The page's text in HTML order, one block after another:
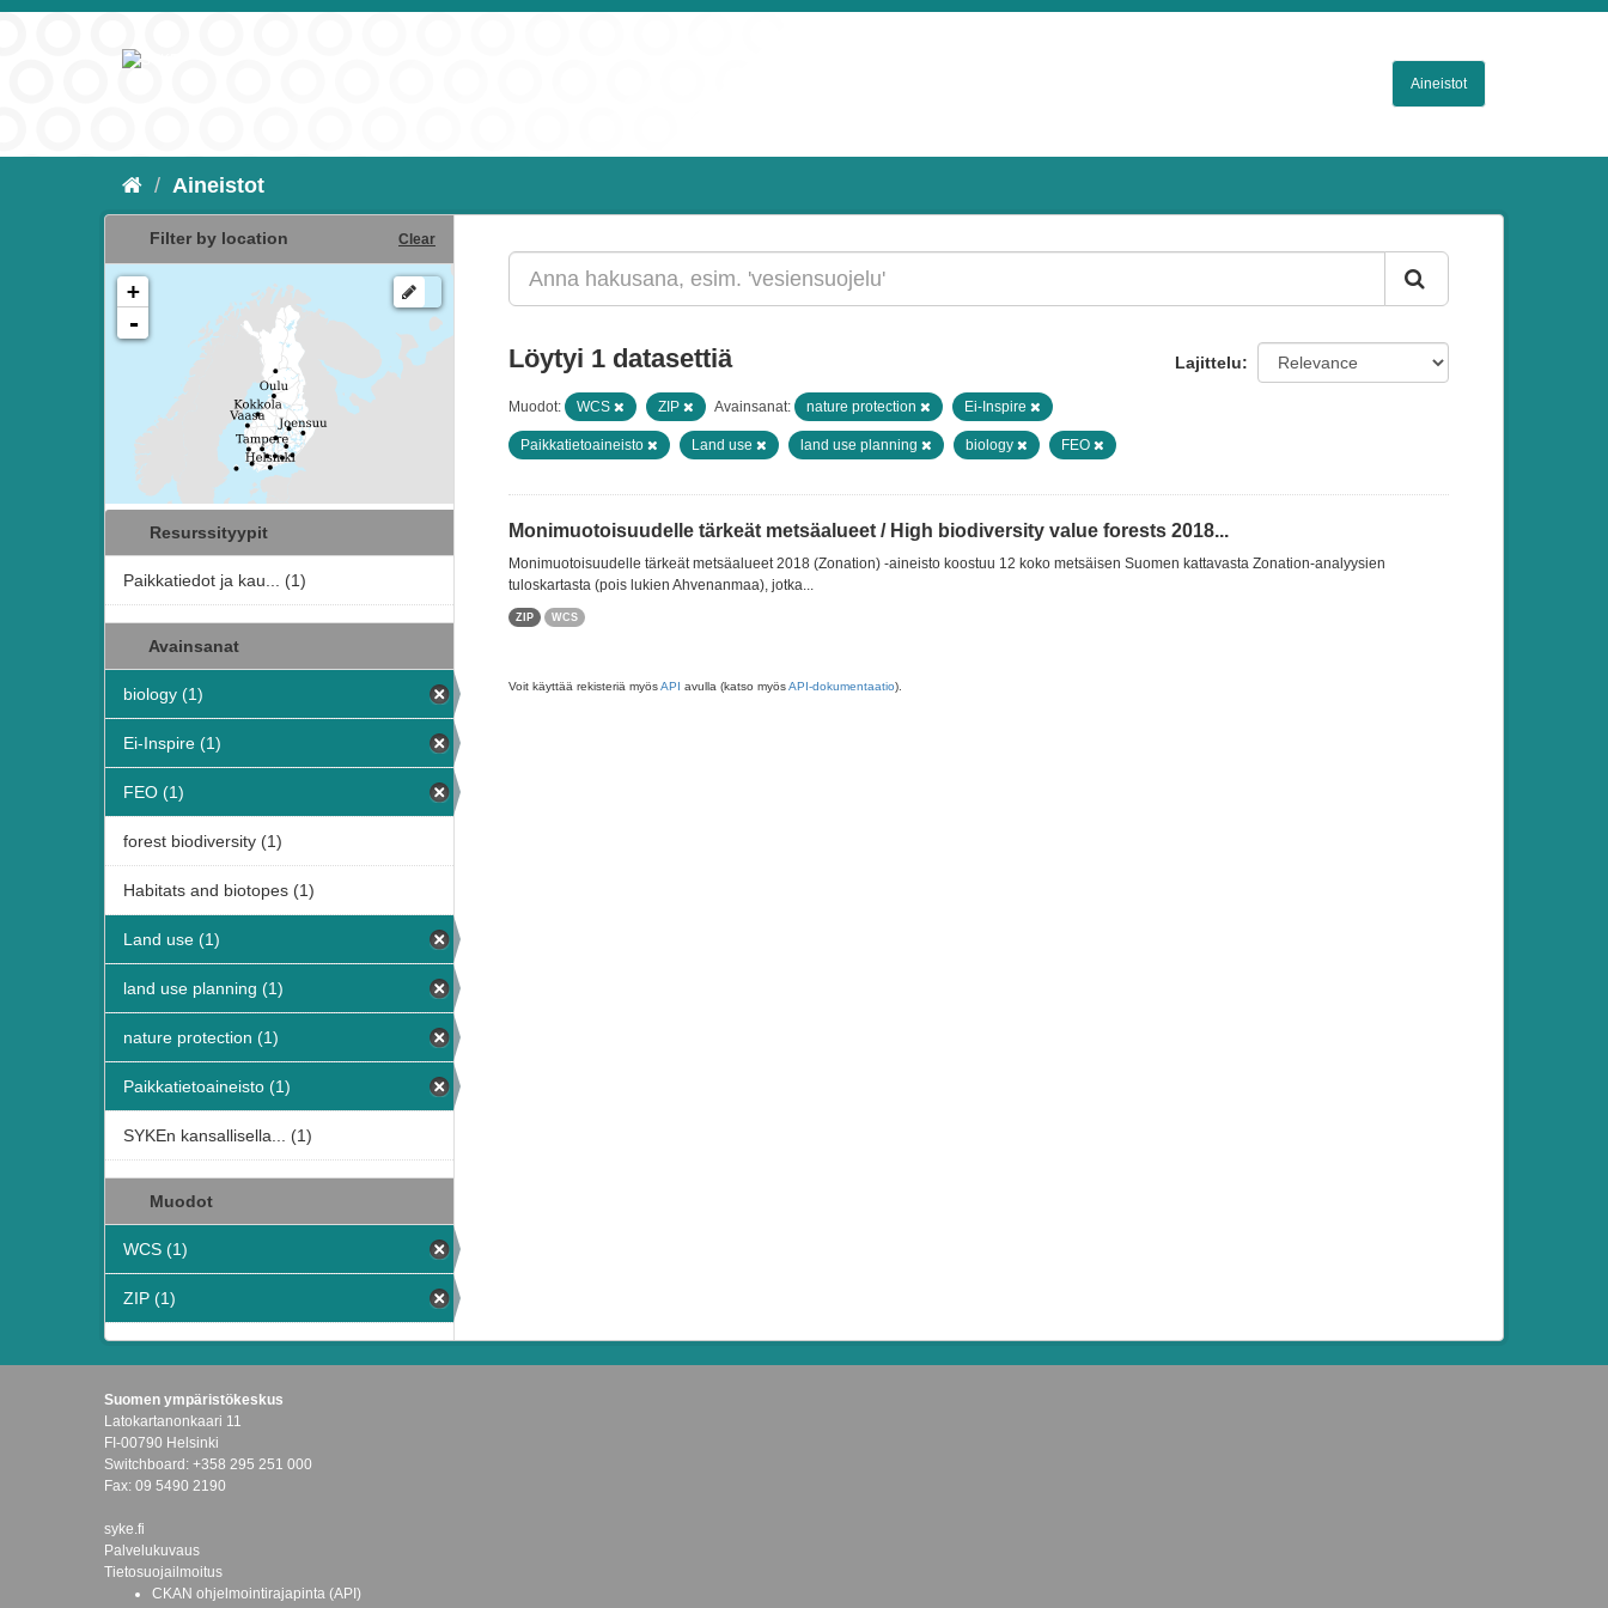
Aineistot
Aineistot
Filter by location Clear
+
-
Resurssityypit
Paikkatiedot ja kau... (1)
Avainsanat
biology (1)
Ei-Inspire (1)
FEO (1)
forest biodiversity (1)
Habitats and biotopes (1)
Land use (1)
land use planning (1)
nature protection (1)
Paikkatietoaineisto (1)
SYKEn kansallisella... (1)
Muodot
WCS (1)
ZIP (1)
Lajittelu
Löytyi 1 datasettiä
Muodot: WCS ZIP Avainsanat: nature protection Ei-Inspire
Paikkatietoaineisto Land use land use planning biology FEO
Monimuotoisuudelle tärkeät metsäalueet / High biodiversity value forests 2018...
Monimuotoisuudelle tärkeät metsäalueet 2018 (Zonation) -aineisto koostuu 12 koko metsäisen Suomen kattavasta Zonation-analyysien
tuloskartasta (pois lukien Ahvenanmaa), jotka...
ZIP WCS
Voit käyttää rekisteriä myösAPI avulla (katso myösAPI-dokumentaatio).
Suomen ympäristökeskus
Latokartanonkaari 11
FI-00790 Helsinki
Switchboard: +358 295 251 000
Fax: 09 5490 2190
syke.fi
Palvelukuvaus
Tietosuojailmoitus
CKAN ohjelmointirajapinta (API)